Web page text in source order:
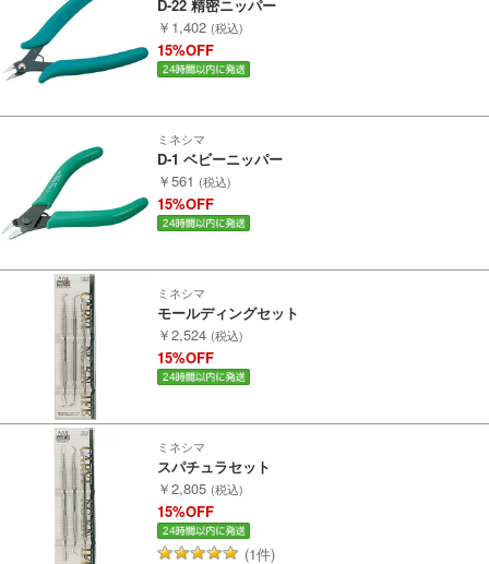
メルマガ登録
Infomation
ご注文方法
ヘルプページ
お問い合せ
ログイン/マイページ
お気に入りリスト
新規会員登録
会員ランクについて
D-22 精密ニッパー
￥1,402 (税込)
15%OFF
ミネシマ
D-1 ベビーニッパー
￥561 (税込)
15%OFF
ミネシマ
モールディングセット
￥2,524 (税込)
15%OFF
ミネシマ
スパチュラセット
￥2,805 (税込)
15%OFF
(1件)